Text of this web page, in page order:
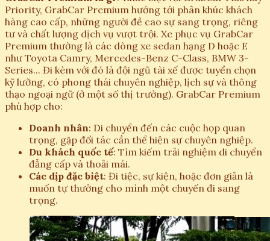
Priority, GrabCar Premium hướng tới phân khúc khách
hàng cao cấp, những người đề cao sự sang trọng, riêng
tư và chất lượng dịch vụ vượt trội. Xe phục vụ GrabCar
Premium thường là các dòng xe sedan hạng D hoặc E
như Toyota Camry, Mercedes-Benz C-Class, BMW 3-
Series... Đi kèm với đó là đội ngũ tài xế được tuyển chọn
kỹ lưỡng, có phong thái chuyên nghiệp, lịch sự và thông
thạo ngoại ngữ (ở một số thị trường). GrabCar Premium
phù hợp cho:
Doanh nhân: Di chuyển đến các cuộc họp quan
trọng, gặp đối tác cần thể hiện sự chuyên nghiệp.
Du khách quốc tế: Tìm kiếm trải nghiệm di chuyển
đẳng cấp và thoải mái.
Các dịp đặc biệt: Đi tiệc, sự kiện, hoặc đơn giản là
muốn tự thưởng cho mình một chuyến đi sang
trọng.